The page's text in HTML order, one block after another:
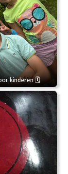
kinderen 🗓